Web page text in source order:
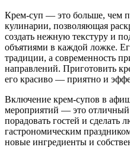
Крем-суп — это больше, чем
кулинарии, позволяющая
создать нежную текстуру и
объятиями в каждой ложке.
традиции, а современность
направлений. Приготовить
его красиво — приятно и
Включение крем-супов в
мероприятий — это
порадовать гостей и сделать
гастрономическим
новые ингредиенты и